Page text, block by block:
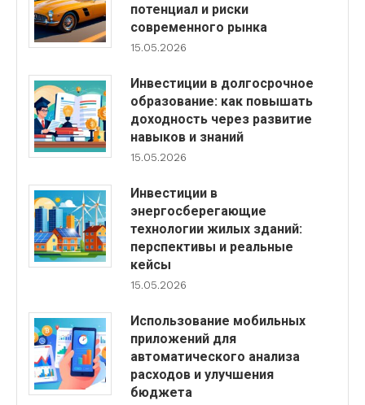
потенциал и риски
современного рынка
15.05.2026
Инвестиции в долгосрочное
образование: как повышать
доходность через развитие
навыков и знаний
15.05.2026
Инвестиции в
энергосберегающие
технологии жилых зданий:
перспективы и реальные
кейсы
15.05.2026
Использование мобильных
приложений для
автоматического анализа
расходов и улучшения
бюджета